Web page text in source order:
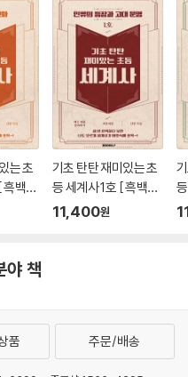
는 초
백판
기초 탄탄 재미있는 초
등 세계사 1호 [ 흑백판
]
11,400원
]
야 책
품 주문/배송